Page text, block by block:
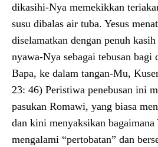
dikasihi-Nya memekikkan
susu dibalas air tuba. Yesus
diselamatkan dengan penuh
nyawa-Nya sebagai tebusan bagi
Bapa, ke dalam tangan-Mu,
23: 46) Peristiwa penebusan ini
pasukan Romawi, yang biasa
dan kini menyaksikan bagaimana
mengalami “pertobatan” dan